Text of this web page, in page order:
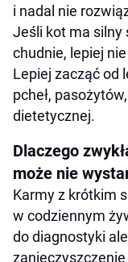
i nadal nie
Jeśli kot ma silny
chudnie, lepiej
Lepiej zacząć od
pcheł,
dietetycznej.
Dlaczego
może nie
Karmy z krótkim
w codziennym
do diagnostyki